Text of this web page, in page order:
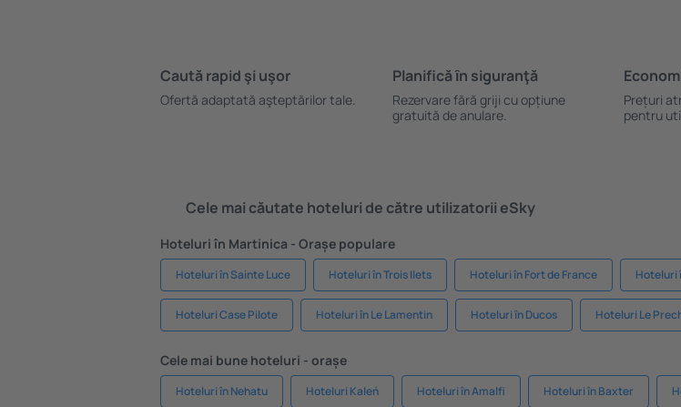
Caută rapid şi uşor
Ofertă adaptată aşteptărilor tale.
Planifică ȋn siguranţă
Rezervare fără griji cu opțiune
gratuită de anulare.
Prețuri
pentru
Cele mai căutate hoteluri de către utilizatorii eSky
Hoteluri în Martinica - Orașe populare
Hoteluri în Sainte Luce Hoteluri în Trois Ilets Hoteluri în Fort de France Hoteluri
Hoteluri Case Pilote Hoteluri în Le Lamentin Hoteluri în Ducos Hoteluri Le
Cele mai bune hoteluri - orașe
Hoteluri în Nehatu Hoteluri Kaleń Hoteluri în Amalfi Hoteluri în Baxter